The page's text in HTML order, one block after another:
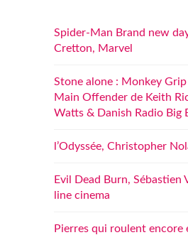
Spider-Man Brand new
Cretton, Marvel
Stone alone : Monkey
Main Offender de Keith
Watts & Danish Radio Big
l’Odyssée, Christopher
Evil Dead Burn, Sébastien
line cinema
Pierres qui roulent encore